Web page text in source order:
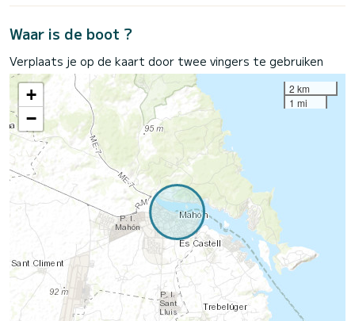
Waar is de boot ?
Verplaats je op de kaart door twee vingers te gebruiken
+
−
2 km
1 mi